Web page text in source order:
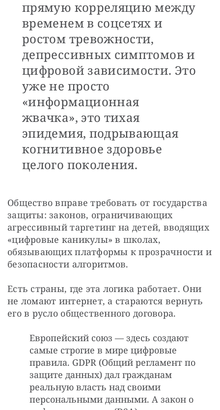
прямую корреляцию между
временем в соцсетях и
ростом тревожности,
депрессивных симптомов и
цифровой зависимости. Это
уже не просто
«информационная
жвачка», это тихая
эпидемия, подрывающая
когнитивное здоровье
целого поколения.
Общество вправе требовать от государства
защиты: законов, ограничивающих
агрессивный таргетинг на детей, вводящих
«цифровые каникулы» в школах,
обязывающих платформы к прозрачности и
безопасности алгоритмов.
Есть страны, где эта логика работает. Они
не ломают интернет, а стараются вернуть
его в русло общественного договора.
Европейский союз — здесь создают
самые строгие в мире цифровые
правила. GDPR (Общий регламент по
защите данных) дал гражданам
реальную власть над своими
персональными данными. А закон о